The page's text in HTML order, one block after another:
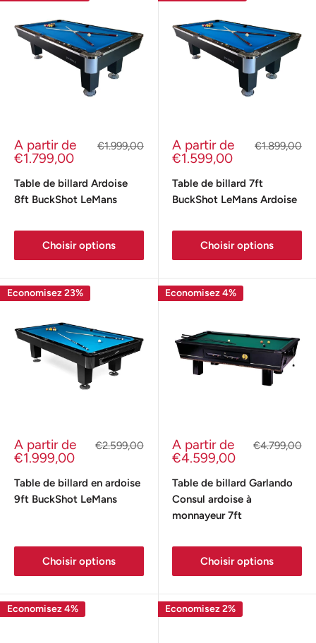
Prix
réduit
A partir de
€1.799,00
Prix
€1.999,00
Table de billard Ardoise
8ft BuckShot LeMans
Choisir options
Prix
réduit
A partir de
€1.599,00
Prix
€1.899,00
Table de billard 7ft
BuckShot LeMans Ardoise
Choisir options
Economisez 23%
Prix
réduit
A partir de
€1.999,00
Prix
€2.599,00
Table de billard en ardoise
9ft BuckShot LeMans
Choisir options
Economisez 4%
Prix
réduit
A partir de
€4.599,00
Prix
€4.799,00
Table de billard Garlando
Consul ardoise à
monnayeur 7ft
Choisir options
Economisez 4% Economisez 2%